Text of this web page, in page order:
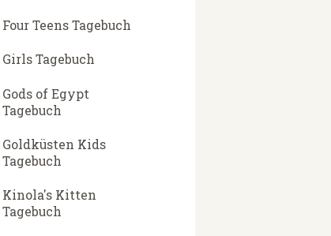
Four Teens Tagebuch
Girls Tagebuch
Gods of Egypt
Tagebuch
Goldküsten Kids
Tagebuch
Kinola's Kitten
Tagebuch